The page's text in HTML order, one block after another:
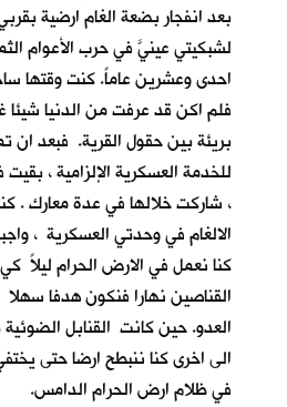
بعد انفجار بضعة الغام ارضية
لشبكيتي عينيَّ في حرب الأعوام
احدى وعشرين عاماً. كنت وقتها
فلم اكن قد عرفت من الدنيا شيئا
بريئة بين حقول القرية. فبعد ان
للخدمة العسكرية الإلزامية ،
، شاركت خلالها في عدة معارك
الالغام في وحدتي العسكرية ،
كنا نعمل في الارض الحرام ليلاً
القناصين نهارا فنكون هدفا
العدو. حين كانت القنابل
الى اخرى كنا ننبطح ارضا حتى
في ظلام ارض الحرام الدامس.